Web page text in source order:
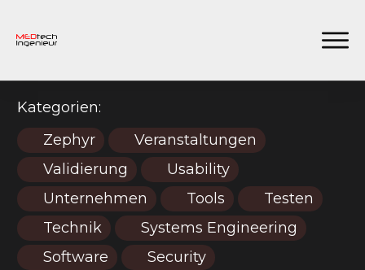
Kategorien:
Zephyr
Veranstaltungen
Validierung
Usability
Unternehmen
Tools
Testen
Technik
Systems Engineering
Software
Security